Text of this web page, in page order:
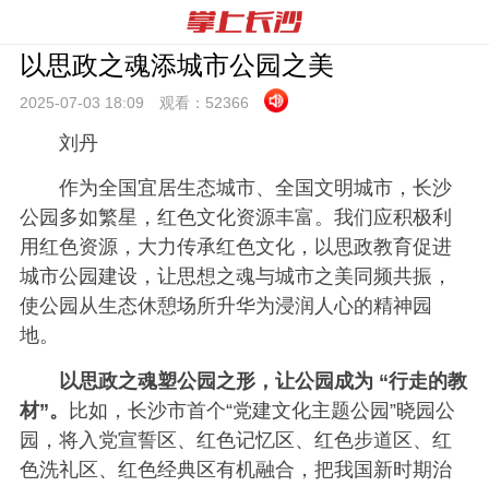
​以思政之魂添城市公园之美
2025-07-03 18:09 观看： 52366
刘丹
作为全国宜居生态城市、全国文明城市，长沙
公园多如繁星，红色文化资源丰富。我们应积极利
用红色资源，大力传承红色文化，以思政教育促进
城市公园建设，让思想之魂与城市之美同频共振，
使公园从生态休憩场所升华为浸润人心的精神园
地。
以思政之魂塑公园之形，让公园成为 “行走的教
材”。
比如，长沙市首个“党建文化主题公园”晓园公
园，将入党宣誓区、红色记忆区、红色步道区、红
色洗礼区、红色经典区有机融合，把我国新时期治